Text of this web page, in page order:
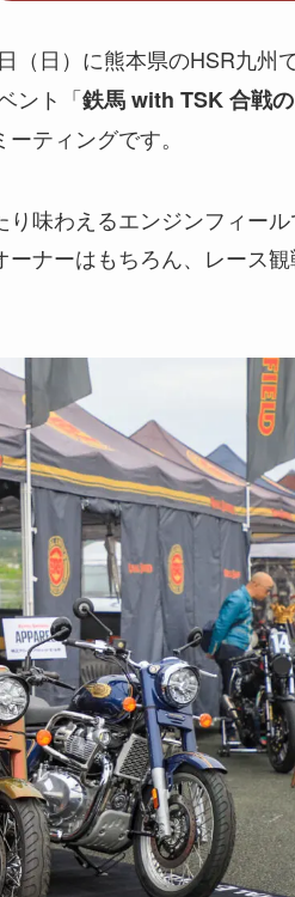
（日）に熊本県のHSR九州
ント「鉄馬 with TSK 合戦
ティングです。
味わえるエンジンフィー
ーナーはもちろん、レース